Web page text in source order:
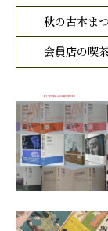
秋の古本ま
会員店の喫